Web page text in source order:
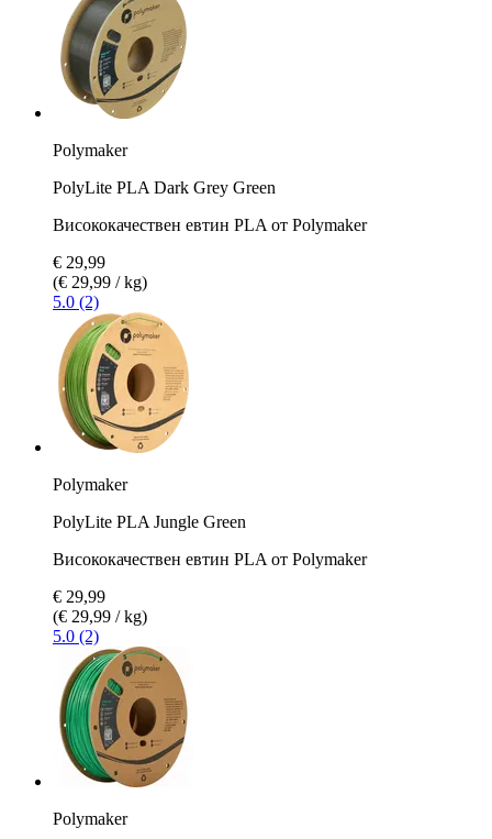
Polymaker
PolyLite PLA Dark Grey Green
Висококачествен евтин PLA от Polymaker
€ 29,99
(€ 29,99 / kg)
5.0 (2)
Polymaker
PolyLite PLA Jungle Green
Висококачествен евтин PLA от Polymaker
€ 29,99
(€ 29,99 / kg)
5.0 (2)
Polymaker